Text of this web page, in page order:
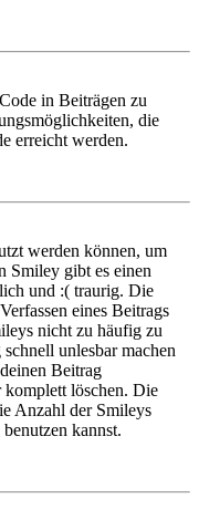
in Beiträgen zu
die
erreicht werden.
werden können, um
Smiley gibt es einen
und :( traurig. Die
eines Beitrags
nicht zu häufig zu
unlesbar machen
Beitrag
komplett löschen. Die
Anzahl der Smileys
kannst.